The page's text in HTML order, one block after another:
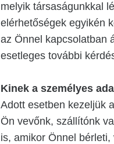
melyik társaságunkkal
elérhetőségek egyikén
az Önnel kapcsolatban
esetleges további
Kinek a személyes
Adott esetben kezeljük
Ön vevőnk, szállítónk
is, amikor Önnel